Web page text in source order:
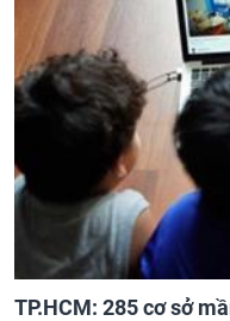
TP.HCM: 285 cơ sở